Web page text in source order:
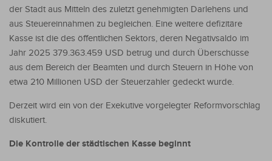
der Stadt aus Mitteln des zuletzt genehmigten Darlehens und
aus Steuereinnahmen zu begleichen. Eine weitere defizitäre
Kasse ist die des öffentlichen Sektors, deren Negativsaldo im
Jahr 2025 379.363.459 USD betrug und durch Überschüsse
aus dem Bereich der Beamten und durch Steuern in Höhe von
etwa 210 Millionen USD der Steuerzahler gedeckt wurde.
Derzeit wird ein von der Exekutive vorgelegter Reformvorschlag
diskutiert.
Die Kontrolle der städtischen Kasse beginnt